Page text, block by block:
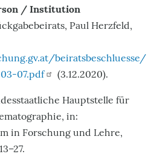
/ Institution
Paul Herzfeld,
beiratsbeschluesse/
07.pdf
(3.12.2020).
Hauptstelle für
in:
in Forschung und Lehre,